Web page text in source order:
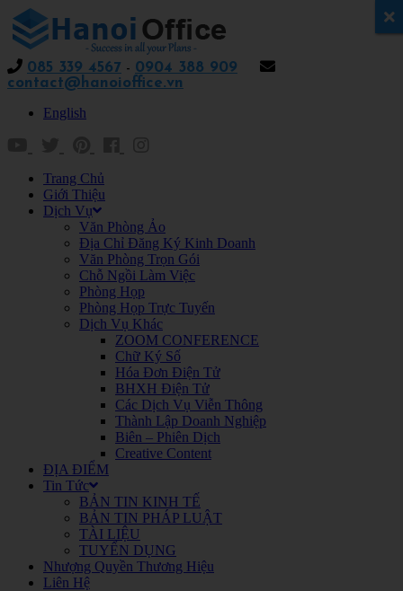
085 339 4567 - 0904 388 909
contact@hanoioffice.vn
English
Trang Chủ
Giới Thiệu
Dịch Vụ
Văn Phòng Ảo
Địa Chỉ Đăng Ký Kinh Doanh
Văn Phòng Trọn Gói
Chỗ Ngồi Làm Việc
Phòng Họp
Phòng Họp Trực Tuyến
Dịch Vụ Khác
ZOOM CONFERENCE
Chữ Ký Số
Hóa Đơn Điện Tử
BHXH Điện Tử
Các Dịch Vụ Viễn Thông
Thành Lập Doanh Nghiệp
Biên – Phiên Dịch
Creative Content
ĐỊA ĐIỂM
Tin Tức
BẢN TIN KINH TẾ
BẢN TIN PHÁP LUẬT
TÀI LIỆU
TUYỂN DỤNG
Nhượng Quyền Thương Hiệu
Liên Hệ
x